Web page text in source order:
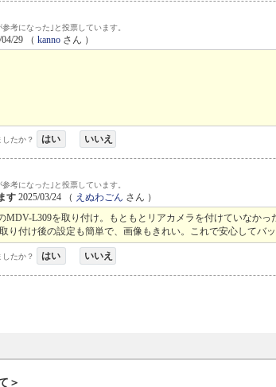
考になった｣と投票しています。
29 （kanno さん ）
たか？ はい いいえ
考になった｣と投票しています。
す 2025/03/24 （ えぬわごん さん ）
MDV-L309を取り付け。もともとリアカメラを付けていなか
り付け後の設定も簡単で、画像もきれい。これで安心してバッ
たか？ はい いいえ
＞